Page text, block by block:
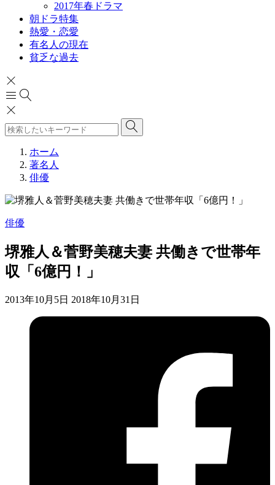
2017年春ドラマ
朝ドラ特集
熱愛・恋愛
有名人の現在
貧乏な過去
ホーム
著名人
俳優
俳優
堺雅人＆菅野美穂夫妻 共働きで世帯年
収「6億円！」
2013年10月5日 2018年10月31日